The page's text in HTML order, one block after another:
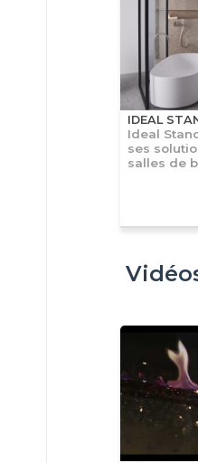
IDEAL
Ideal
ses
salles de